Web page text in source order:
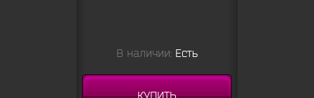
В наличии: Есть